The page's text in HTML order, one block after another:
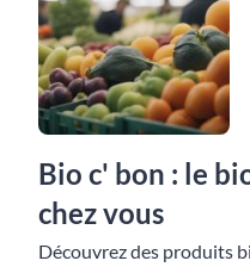
Bio c' bon : le
chez vous
Découvrez des produits